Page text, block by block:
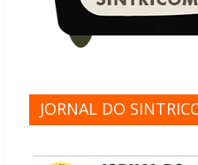
JORNAL DO